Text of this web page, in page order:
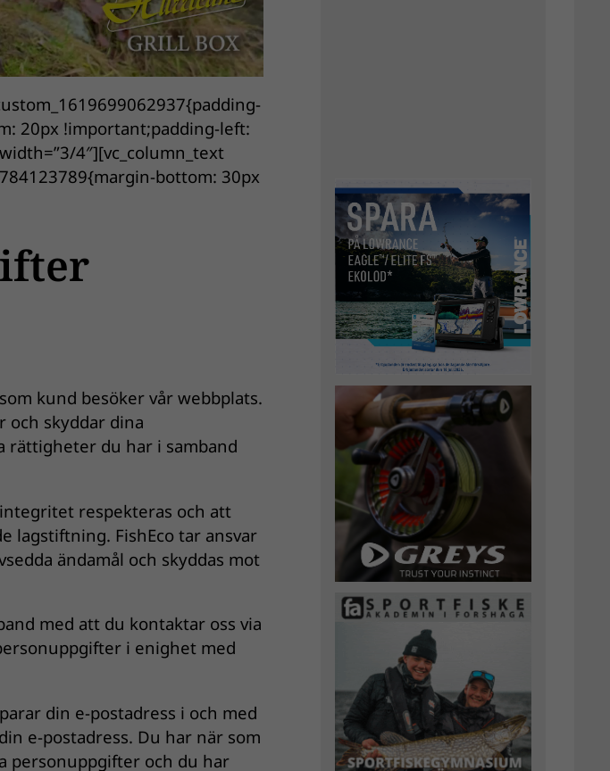
20px !important;padding-left:
4″][vc_column_text
bottom: 30px
kund besöker vår webbplats.
och skyddar dina
rättigheter du har i samband
respekteras och att
lagstiftning. FishEco tar ansvar
ändamål och skyddas mot
med att du kontaktar oss via
i enighet med
din e-postadress i och med
e-postadress. Du har när som
personuppgifter och du har